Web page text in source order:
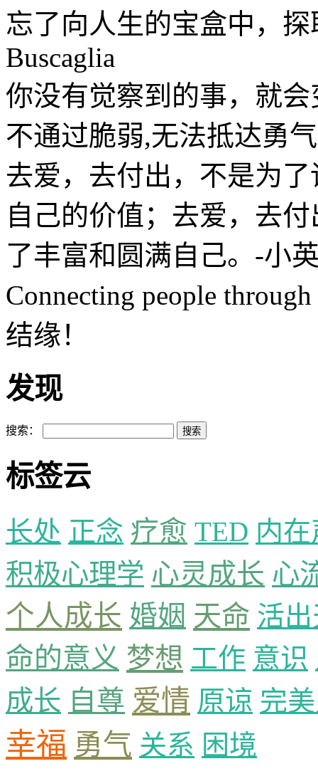
忘了向人生的宝盒中，
Buscaglia
你没有觉察到的事，就
不通过脆弱,无法抵达勇
去爱，去付出，不是为
自己的价值；去爱，去
了丰富和圆满自己。-小
Connecting people
结缘！
发现
搜索：
标签云
长处 正念 疗愈 TED 内
积极心理学 心灵成长 心
个人成长 婚姻 天命 活
命的意义 梦想 工作 意识
成长 自尊 爱情 原谅 完
幸福 勇气 关系 困境